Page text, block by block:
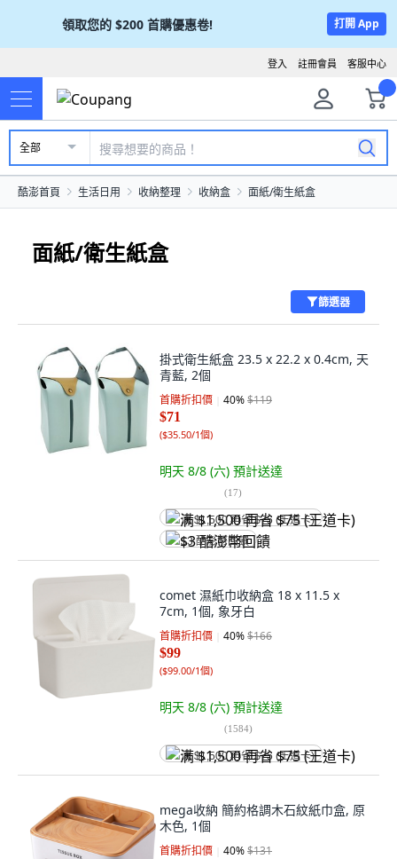
領取您的 $200 首購優惠卷! 打開 App
客服中心
註冊會員
登入
全部
酷澎首頁 生活日用 收納整理 收納盒 面紙/衛生紙盒
面紙/衛生紙盒
篩選器
掛式衛生紙盒 23.5 x 22.2 x 0.4cm, 天
青藍, 2個
首購折扣價 40%$119
$71
($35.50/1個)
明天 8/8 (六) 預計送達
(17)
满 $1,500 再省 $75 (王道卡)
$3 酷澎幣回饋
comet 濕紙巾收納盒 18 x 11.5 x
7cm, 1個, 象牙白
首購折扣價 40%$166
$99
($99.00/1個)
明天 8/8 (六) 預計送達
(1584)
满 $1,500 再省 $75 (王道卡)
mega收納 簡約格調木石紋紙巾盒, 原
木色, 1個
首購折扣價 40%$131